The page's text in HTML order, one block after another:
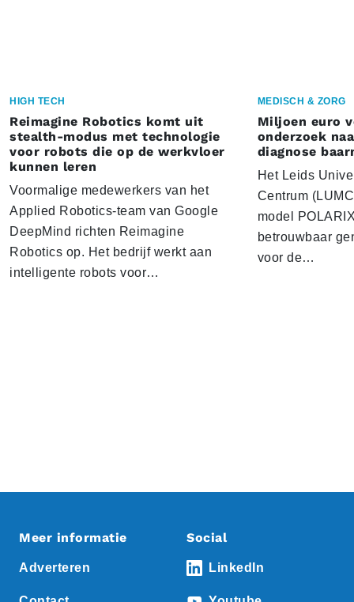
HIGH TECH
Reimagine Robotics komt uit
stealth-modus met technologie
voor robots die op de werkvloer
kunnen leren
Voormalige medewerkers van het
Applied Robotics-team van Google
DeepMind richten Reimagine
Robotics op. Het bedrijf werkt aan
intelligente robots voor…
MEDISCH & ZORG
Miljoen euro
onderzoek
diagnose
Het Leids
Centrum
model
betrouwbaar
voor de…
Meer informatie
Adverteren
Social
LinkedIn